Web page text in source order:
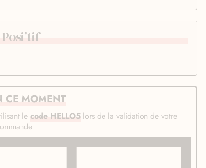
CE MOMENT
le code HELLO5lors de la validation de votre